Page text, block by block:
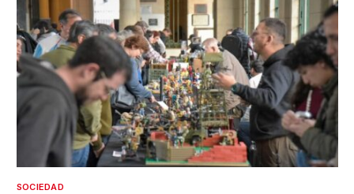
SOCIEDAD